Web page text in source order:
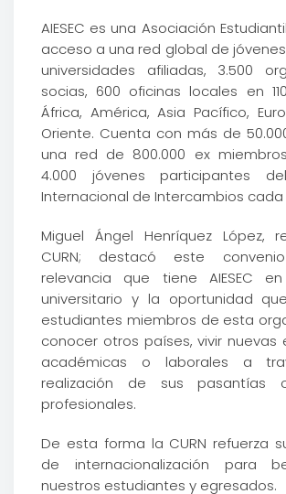
AIESEC es una Asociación
acceso a una red global de jóvenes
universidades afiliadas, 3.500
socias, 600 oficinas locales en
África, América, Asia Pacífico,
Oriente. Cuenta con más de
una red de 800.000 ex
4.000 jóvenes participantes
Internacional de Intercambios cada
Miguel Ángel Henríquez López,
CURN; destacó este
relevancia que tiene AIESEC
universitario y la oportunidad
estudiantes miembros de esta
conocer otros países, vivir nuevas
académicas o laborales a
realización de sus pasantías
profesionales.
De esta forma la CURN refuerza
de internacionalización para
nuestros estudiantes y egresados.